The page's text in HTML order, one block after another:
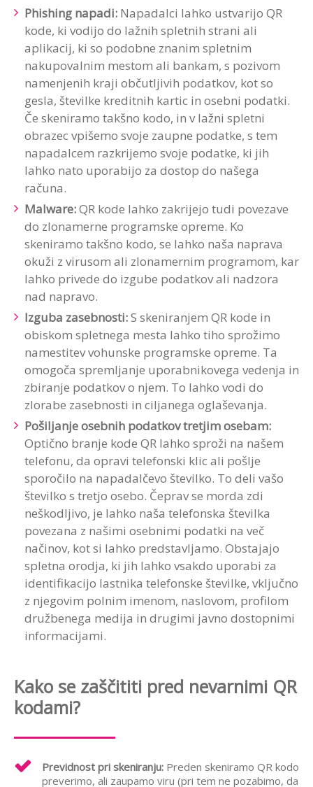
Phishing napadi: Napadalci lahko ustvarijo QR
kode, ki vodijo do lažnih spletnih strani ali
aplikacij, ki so podobne znanim spletnim
nakupovalnim mestom ali bankam, s pozivom
namenjenih kraji občutljivih podatkov, kot so
gesla, številke kreditnih kartic in osebni podatki.
Če skeniramo takšno kodo, in v lažni spletni
obrazec vpišemo svoje zaupne podatke, s tem
napadalcem razkrijemo svoje podatke, ki jih
lahko nato uporabijo za dostop do našega
računa.
Malware:QR kode lahko zakrijejo tudi povezave
do zlonamerne programske opreme. Ko
skeniramo takšno kodo, se lahko naša naprava
okuži z virusom ali zlonamernim programom, kar
lahko privede do izgube podatkov ali nadzora
nad napravo.
Izguba zasebnosti:S skeniranjem QR kode in ​​
obiskom spletnega mesta lahko tiho sprožimo
namestitev vohunske programske opreme. Ta
omogoča spremljanje uporabnikovega vedenja in
zbiranje podatkov o njem. To lahko vodi do
zlorabe zasebnosti in ciljanega oglaševanja.
Pošiljanje osebnih podatkov tretjim osebam:
Optično branje kode QR lahko sproži na našem
telefonu, da opravi telefonski klic ali pošlje
sporočilo na napadalčevo številko. To deli vašo
številko s tretjo osebo. Čeprav se morda zdi
neškodljivo, je lahko naša telefonska številka
povezana z našimi osebnimi podatki na več
načinov, kot si lahko predstavljamo. Obstajajo
spletna orodja, ki jih lahko vsakdo uporabi za
identifikacijo lastnika telefonske številke, vključno
z njegovim polnim imenom, naslovom, profilom
družbenega medija in drugimi javno dostopnimi
informacijami.
Kako se zaščititi pred nevarnimi QR
kodami?
Previdnost pri skeniranju: Preden skeniramo QR kodo
preverimo, ali zaupamo viru (pri tem ne pozabimo, da